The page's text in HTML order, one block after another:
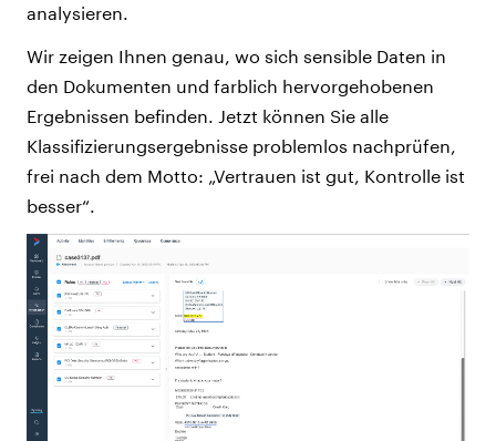
analysieren.
Wir zeigen Ihnen genau, wo sich sensible Daten in
den Dokumenten und farblich hervorgehobenen
Ergebnissen befinden. Jetzt können Sie alle
Klassifizierungsergebnisse problemlos nachprüfen,
frei nach dem Motto: „Vertrauen ist gut, Kontrolle ist
besser“.